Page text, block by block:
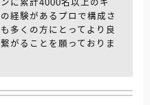
に累計4000名以上のキ
経験があるプロで構成さ
多くの方にとってより良
がることを願っておりま